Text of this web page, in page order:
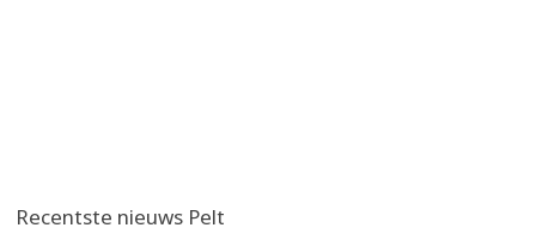
Recentste nieuws Pelt